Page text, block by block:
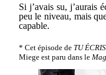
Si j’avais su, j’aurais
peu le niveau, mais
capable.
* Cet épisode de TU
Miege est paru dans le